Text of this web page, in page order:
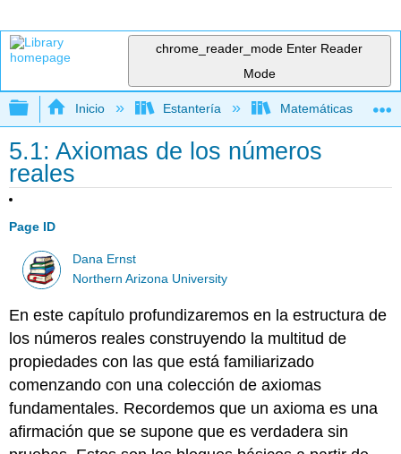
chrome_reader_mode Enter Reader
Mode
Expandir/contraer jerarquía global
Inicio Estantería Matemáticas
5.1: Axiomas de los números
reales
Page ID
Dana Ernst
Northern Arizona University
En este capítulo profundizaremos en la estructura de
los números reales construyendo la multitud de
propiedades con las que está familiarizado
comenzando con una colección de axiomas
fundamentales. Recordemos que un axioma es una
afirmación que se supone que es verdadera sin